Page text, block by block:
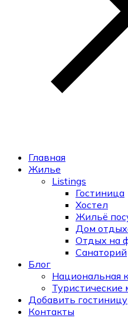
Главная
Жилье
Listings
Гостиница
Хостел
Жильё
Дом
Отдых на
Санаторий
Блог
Национальная
Туристические
Добавить гостиницу
Контакты